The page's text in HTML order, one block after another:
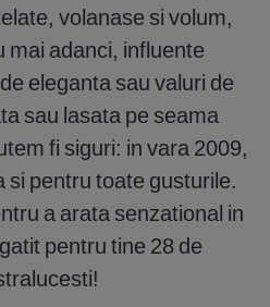
volanase si volum,
mai adanci, influente
eleganta sau valuri de
sau lasata pe seama
fi siguri: in vara 2009,
si pentru toate gusturile.
a arata senzational in
pentru tine 28 de